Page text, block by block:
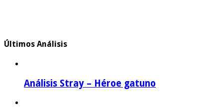
Últimos Análisis
Análisis Stray – Héroe gatuno